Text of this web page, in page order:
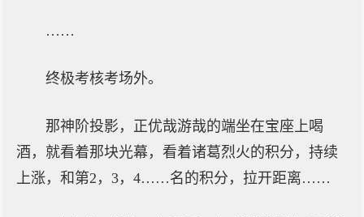
……
终极考核考场外。
那神阶投影，正优哉游哉的端坐在宝座上喝
酒，就看着那块光幕，看着诸葛烈火的积分，持续
上涨，和第2，3，4……名的积分，拉开距离……